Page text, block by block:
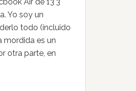
Air de 13'3
Yo soy un
todo (incluido
mordida es un
otra parte, en